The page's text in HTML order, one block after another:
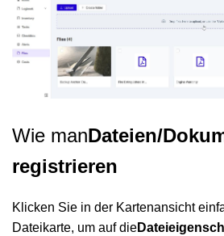
Wie manDateien/
registrieren
Klicken Sie in der Kartenansicht
Dateikarte, um auf die